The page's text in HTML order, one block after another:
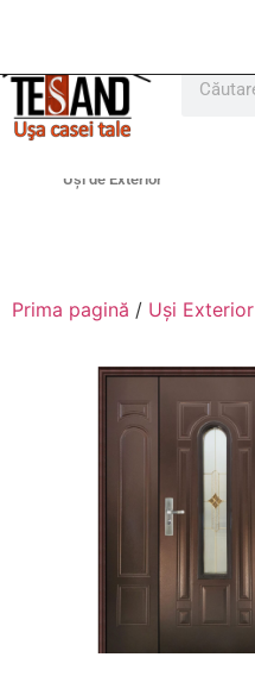
Uși de Exterior
Prima pagină / Uși Exterior